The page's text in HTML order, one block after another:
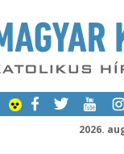
2026.